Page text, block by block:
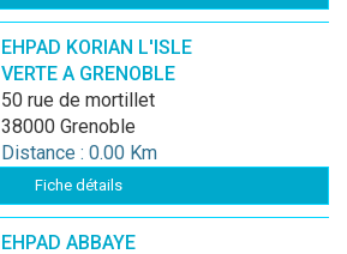
EHPAD KORIAN L'ISLE
VERTE A GRENOBLE
50 rue de mortillet
38000 Grenoble
Distance : 0.00 Km
Fiche détails
EHPAD ABBAYE